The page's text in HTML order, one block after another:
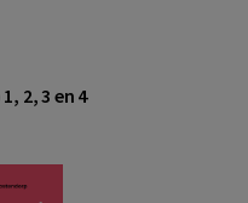
2, 3 en 4